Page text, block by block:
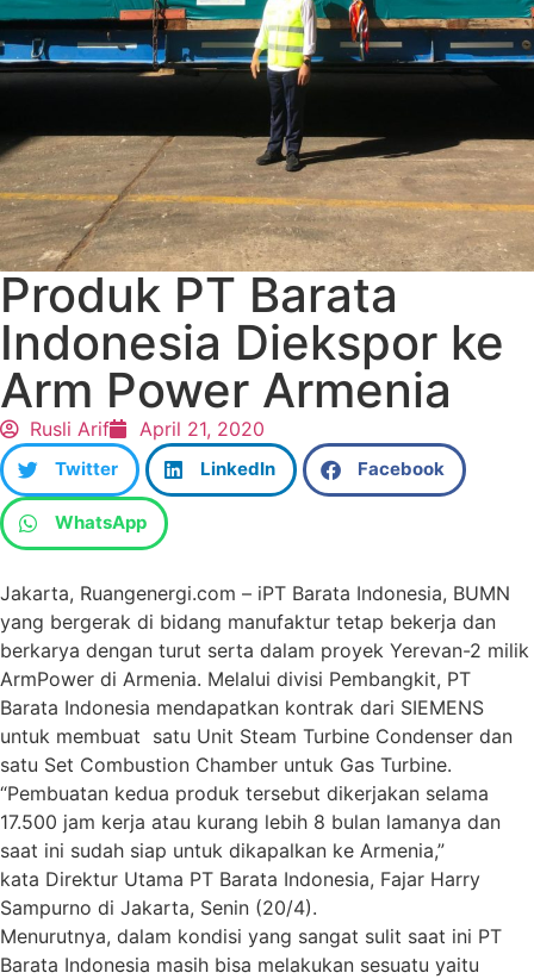
Produk PT Barata
Indonesia Diekspor ke
Arm Power Armenia
Rusli Arif April 21, 2020
Twitter LinkedIn Facebook
WhatsApp
Jakarta, Ruangenergi.com – iPT Barata Indonesia, BUMN
yang bergerak di bidang manufaktur tetap bekerja dan
berkarya dengan turut serta dalam proyek Yerevan-2 milik
ArmPower di Armenia. Melalui divisi Pembangkit, PT
Barata Indonesia mendapatkan kontrak dari SIEMENS
untuk membuat satu Unit Steam Turbine Condenser dan
satu Set Combustion Chamber untuk Gas Turbine.
“Pembuatan kedua produk tersebut dikerjakan selama
17.500 jam kerja atau kurang lebih 8 bulan lamanya dan
saat ini sudah siap untuk dikapalkan ke Armenia,”
kata Direktur Utama PT Barata Indonesia, Fajar Harry
Sampurno di Jakarta, Senin (20/4).
Menurutnya, dalam kondisi yang sangat sulit saat ini PT
Barata Indonesia masih bisa melakukan sesuatu yaitu